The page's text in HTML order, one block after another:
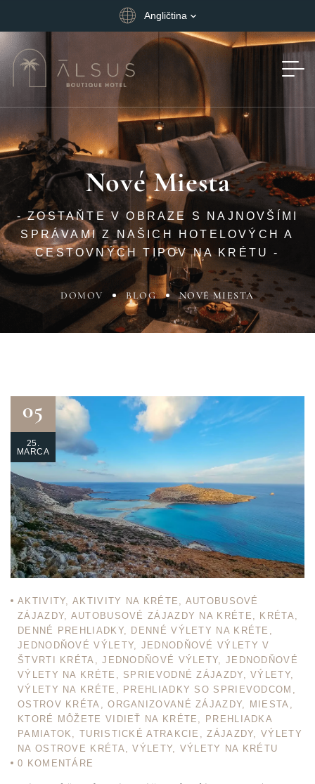
Angličtina
Nové Miesta
- ZOSTAŇTE V OBRAZE S NAJNOVŠÍMI
SPRÁVAMI Z NAŠICH HOTELOVÝCH A
CESTOVNÝCH TIPOV NA KRÉTU -
DOMOV BLOG NOVÉ MIESTA
05
25.
MARCA
AKTIVITY,AKTIVITY NA KRÉTE , AUTOBUSOVÉ
ZÁJAZDY, AUTOBUSOVÉ ZÁJAZDY NA KRÉTE , KRÉTA,
DENNÉ PREHLIADKY, DENNÉ VÝLETY NA KRÉTE ,
JEDNODŇOVÉ VÝLETY, JEDNODŇOVÉ VÝLETY V
ŠTVRTI KRÉTA ,JEDNODŇOVÉ VÝLETY, JEDNODŇOVÉ
VÝLETY NA KRÉTE , SPRIEVODNÉ ZÁJAZDY,VÝLETY,
VÝLETY NA KRÉTE , PREHLIADKY SO SPRIEVODCOM ,
OSTROV KRÉTA ,ORGANIZOVANÉ ZÁJAZDY,
MIESTA,
KTORÉ MÔŽETE VIDIEŤ NA KRÉTE ,
PREHLIADKA
PAMIATOK ,TURISTICKÉ ATRAKCIE ,ZÁJAZDY,VÝLETY
NA OSTROVE KRÉTA,VÝLETY, VÝLETY NA KRÉTU
0 KOMENTÁRE